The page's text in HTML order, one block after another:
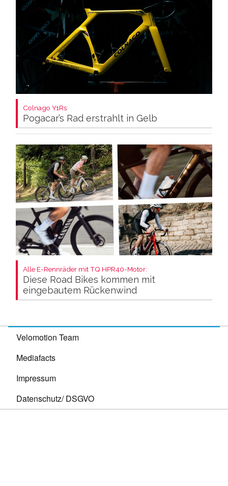
Colnago Y1Rs:
Pogacar’s Rad erstrahlt in Gelb
Alle E-Rennräder mit TQ HPR40-Motor:
Diese Road Bikes kommen mit
eingebautem Rückenwind
Velomotion Team
Mediafacts
Impressum
Datenschutz/ DSGVO